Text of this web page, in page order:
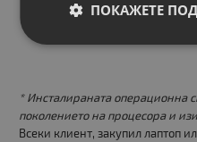
* Инсталираната операционна
поколението на процесора и
Всеки клиент, закупил лаптоп
ПОКАЖЕТЕ